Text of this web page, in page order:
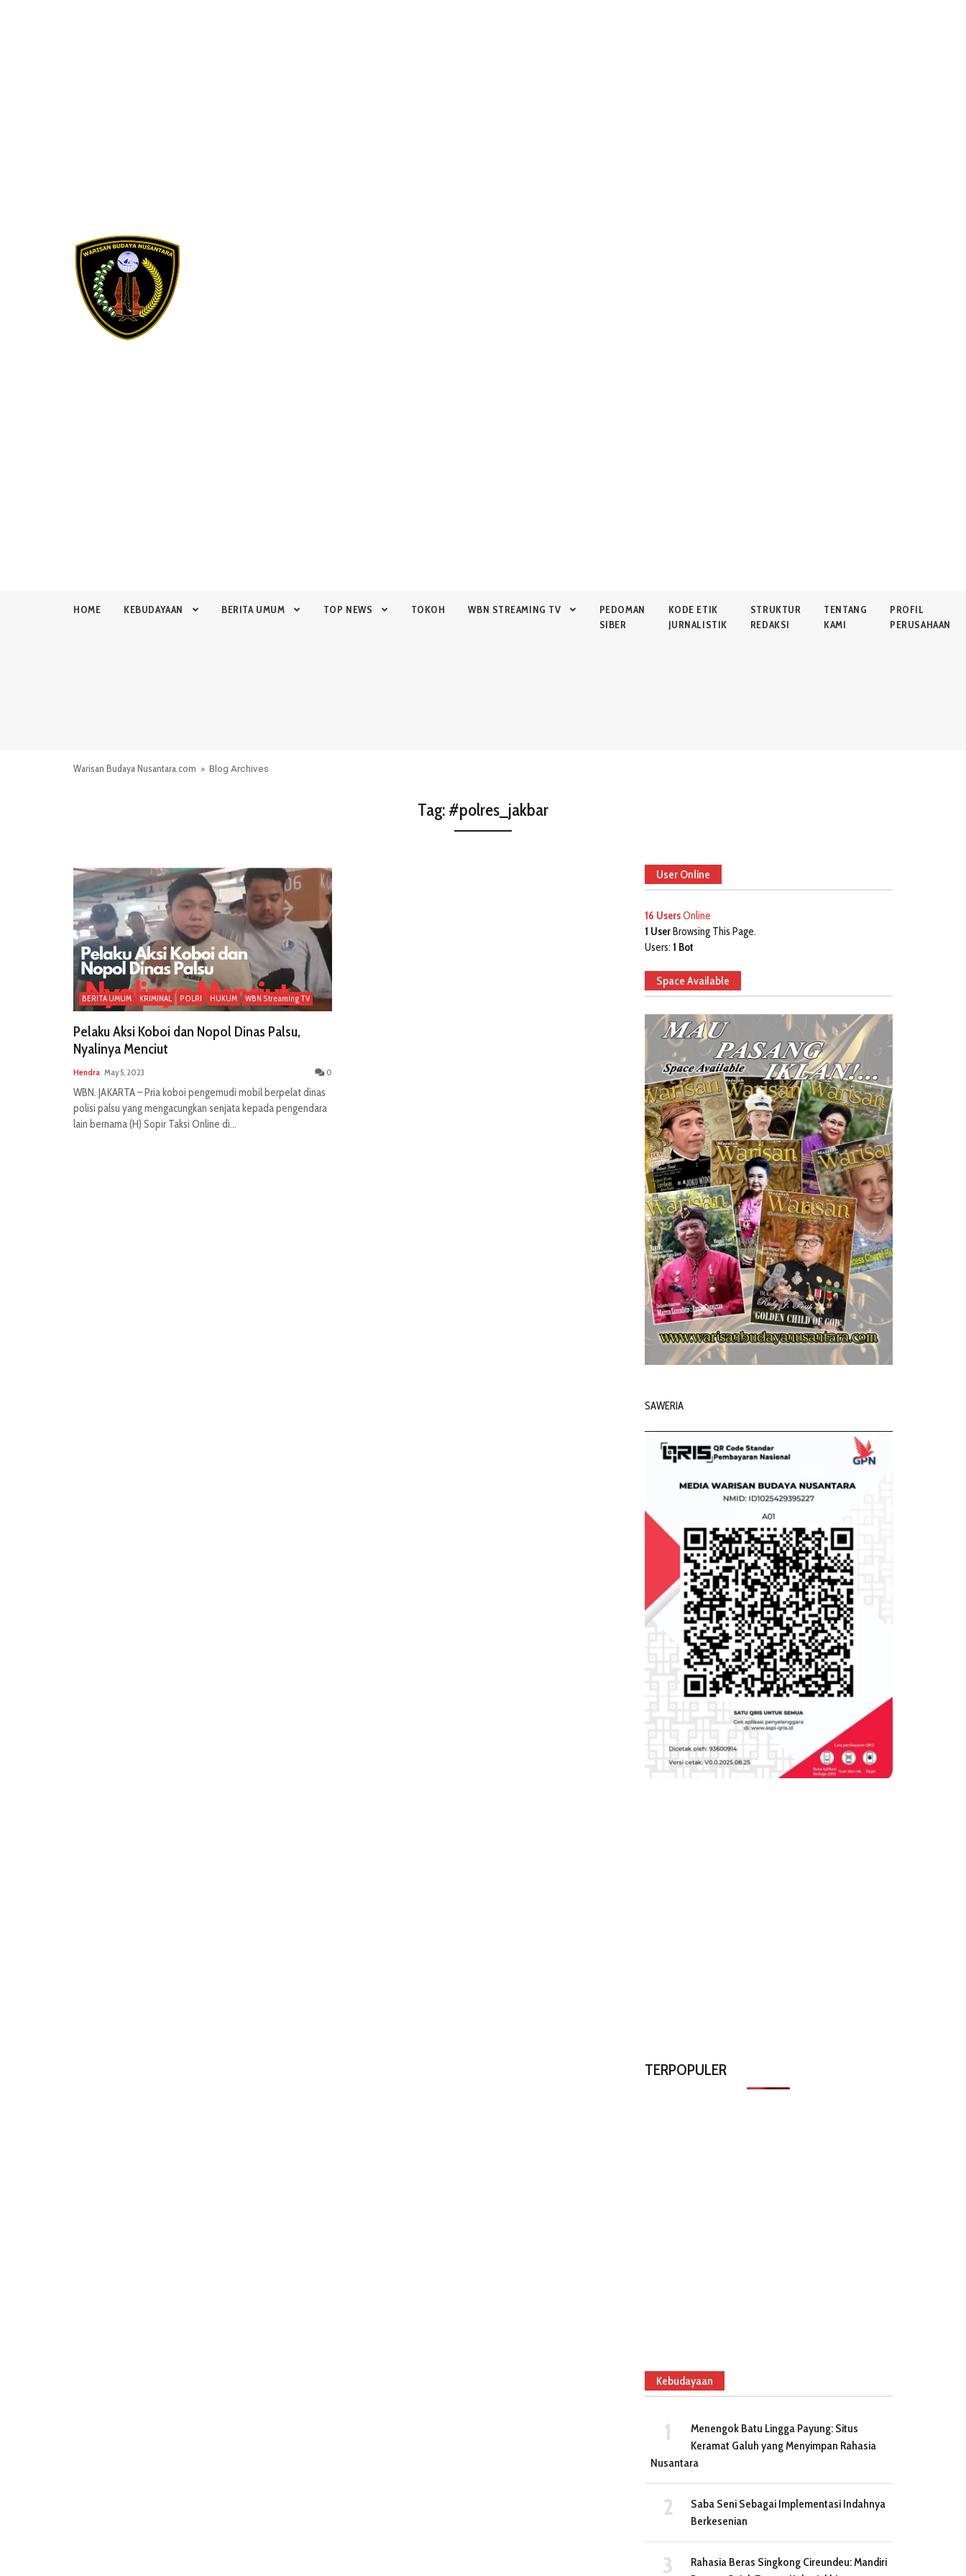
HOME KEBUDAYAAN BERITA UMUM TOP NEWS TOKOH WBN STREAMING TV
PEDOMAN
SIBER
KODE ETIK
JURNALISTIK
STRUKTUR
REDAKSI
TENTANG
KAMI
PROFIL
PERUSAHAAN
Warisan Budaya Nusantara.com » Blog Archives
Tag:#polres_jakbar
BERITA UMUM KRIMINAL POLRI HUKUM WBN Streaming TV
Pelaku Aksi Koboi dan Nopol Dinas Palsu,
Nyalinya Menciut
Hendra May 5, 2023 0
WBN. JAKARTA – Pria koboi pengemudi mobil berpelat dinas
polisi palsu yang mengacungkan senjata kepada pengendara
lain bernama (H) Sopir Taksi Online di...
User Online
16 UsersOnline
1 UserBrowsing This Page.
Users: 1 Bot
Space Available
SAWERIA
TERPOPULER
Kebudayaan
Menengok Batu Lingga Payung: Situs
Keramat Galuh yang Menyimpan Rahasia
Nusantara
Saba Seni Sebagai Implementasi Indahnya
Berkesenian
Rahasia Beras Singkong Cireundeu: Mandiri